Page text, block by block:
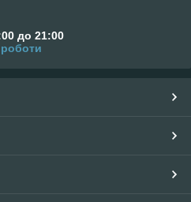
до 21:00